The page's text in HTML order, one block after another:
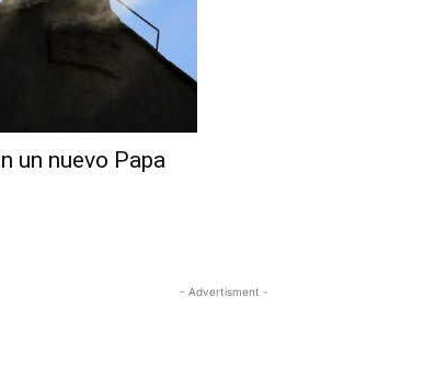
un nuevo Papa
- Advertisment -